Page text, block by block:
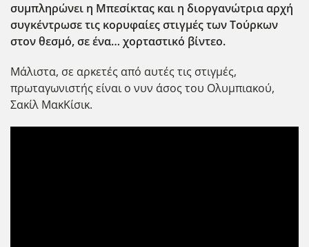
συμπληρώνει η Μπεσίκτας και η διοργανώτρια αρχή
συγκέντρωσε τις κορυφαίες στιγμές των Τούρκων
στον θεσμό, σε ένα… χορταστικό βίντεο.
Μάλιστα, σε αρκετές από αυτές τις στιγμές,
πρωταγωνιστής είναι ο νυν άσος του Ολυμπιακού,
Σακίλ ΜακΚίσικ.